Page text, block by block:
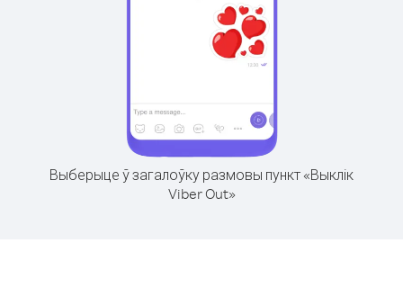
Выберыце ў загалоўку размовы пункт «Выклік
Viber Out»